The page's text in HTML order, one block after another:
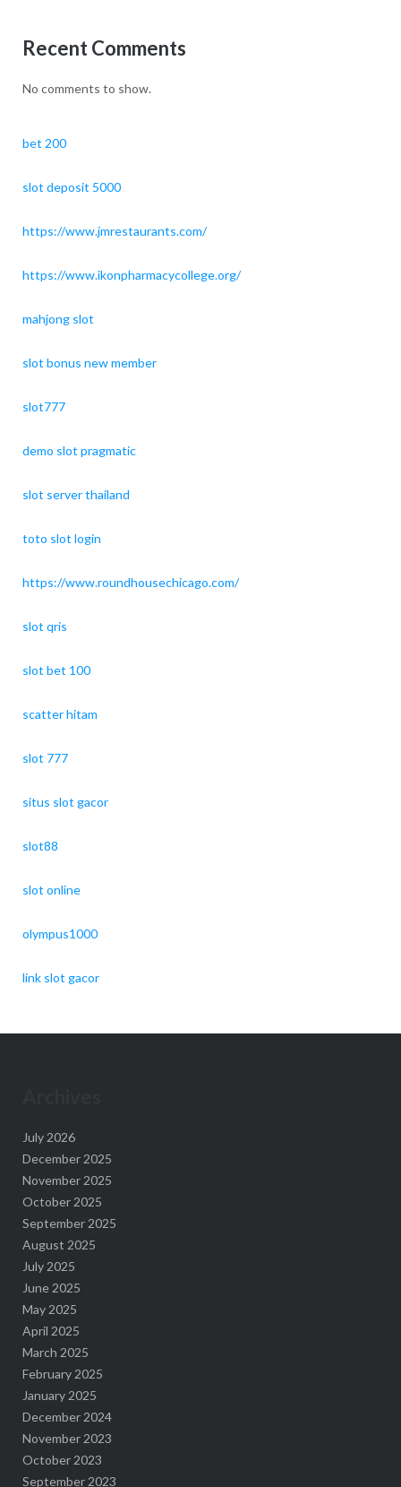
Recent Comments
No comments to show.
bet 200
slot deposit 5000
https://www.jmrestaurants.com/
https://www.ikonpharmacycollege.org/
mahjong slot
slot bonus new member
slot777
demo slot pragmatic
slot server thailand
toto slot login
https://www.roundhousechicago.com/
slot qris
slot bet 100
scatter hitam
slot 777
situs slot gacor
slot88
slot online
olympus1000
link slot gacor
July 2026
December 2025
November 2025
October 2025
September 2025
August 2025
July 2025
June 2025
May 2025
April 2025
March 2025
February 2025
January 2025
December 2024
November 2023
October 2023
September 2023